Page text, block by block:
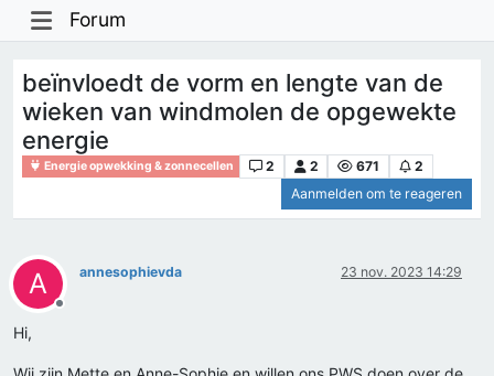
Forum
beïnvloedt de vorm en lengte van de
wieken van windmolen de opgewekte
energie
Energie opwekking & zonnecellen 2 2 671
2
Aanmelden om te reageren
A
Offline
annesophievda 23 nov. 2023 14:29
Hi,